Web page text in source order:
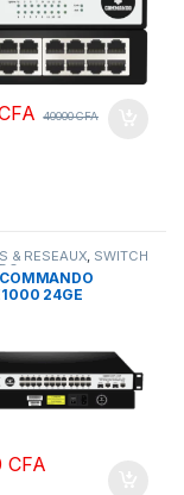
40000CFA
& RESEAUX, SWITCH
24GE
CFA